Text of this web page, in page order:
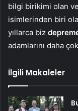
bilgi birikimi olan ve
isimlerinden biri
yıllarca biz
adamlarını daha
İlgili Makaleler